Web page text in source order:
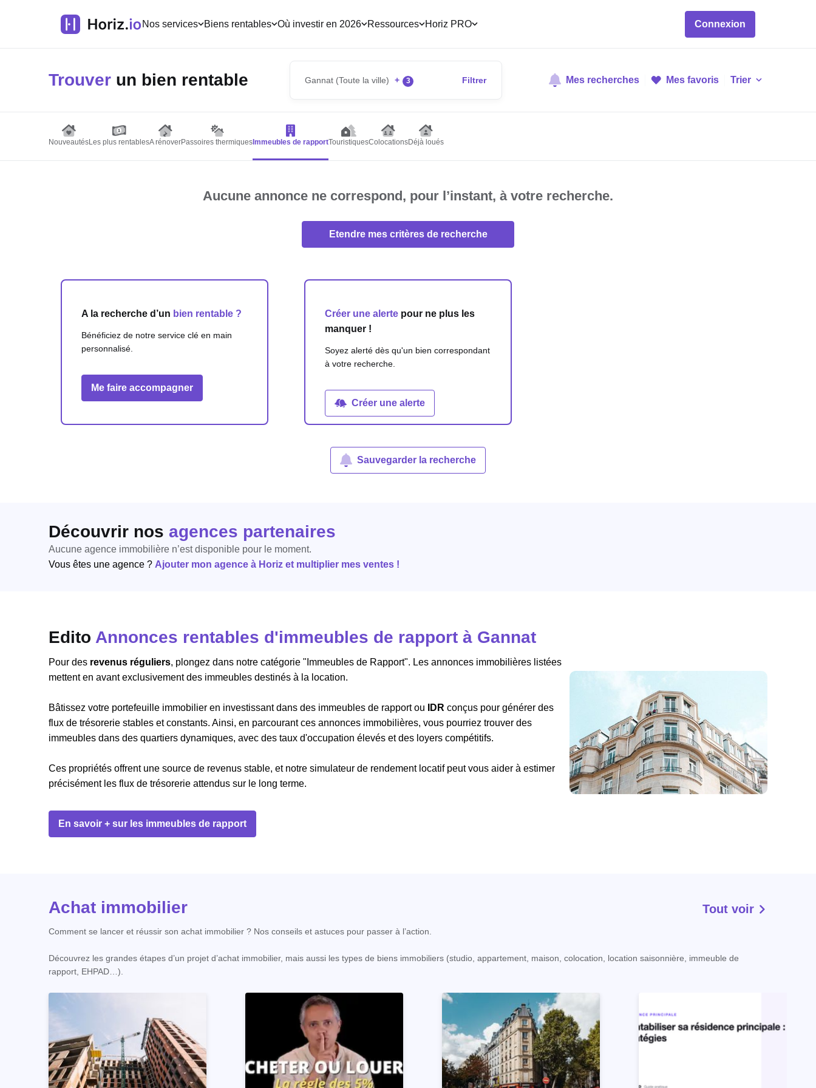
Nos services Biens rentables Où investir en 2026 Ressources Horiz PRO Connexion
Trouver un bien rentable Gannat (Toute la ville) + 3 Filtrer Mes recherches Mes favoris Trier
NouveautésLes plus rentablesA rénoverPassoires thermiques Immeubles de rapportTouristiquesColocationsDéjà loués
Aucune annonce ne correspond, pour l’instant, à votre recherche.
Etendre mes critères de recherche
A la recherche d’un bien rentable ?
Bénéficiez de notre service clé en main
personnalisé.
Me faire accompagner
Créer une alertepour ne plus les
manquer !
Soyez alerté dès qu'un bien correspondant
à votre recherche.
Créer une alerte
Sauvegarder la recherche
Découvrir nos agences partenaires
Aucune agence immobilière n’est disponible pour le moment.
Vous êtes une agence ? Ajouter mon agence à Horiz et multiplier mes ventes !
Edito Annonces rentables d'immeubles de rapport à Gannat
Pour des revenus réguliers, plongez dans notre catégorie "Immeubles de Rapport". Les annonces immobilières listées
mettent en avant exclusivement des immeubles destinés à la location.
Bâtissez votre portefeuille immobilier en investissant dans des immeubles de rapport ou IDR conçus pour générer des
flux de trésorerie stables et constants. Ainsi, en parcourant ces annonces immobilières, vous pourriez trouver des
immeubles dans des quartiers dynamiques, avec des taux d'occupation élevés et des loyers compétitifs.
Ces propriétés offrent une source de revenus stable, et notre simulateur de rendement locatif peut vous aider à estimer
précisément les flux de trésorerie attendus sur le long terme.
En savoir + sur les immeubles de rapport
Achat immobilier Tout voir
Comment se lancer et réussir son achat immobilier ? Nos conseils et astuces pour passer à l’action.
Découvrez les grandes étapes d’un projet d’achat immobilier, mais aussi les types de biens immobiliers (studio, appartement, maison, colocation, location saisonnière, immeuble de
rapport, EHPAD…).